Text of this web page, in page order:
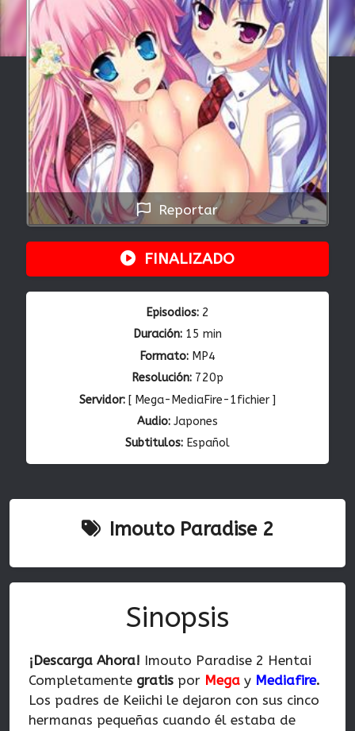
Reportar
FINALIZADO
Episodios: 2
Duración: 15 min
Formato: MP4
Resolución: 720p
Servidor: [ Mega-MediaFire-1fichier ]
Audio: Japones
Subtitulos: Español
Imouto Paradise 2
Sinopsis
¡Descarga Ahora! Imouto Paradise 2 Hentai
Completamente gratis por Mega y Mediafire.
Los padres de Keiichi le dejaron con sus cinco
hermanas pequeñas cuando él estaba de